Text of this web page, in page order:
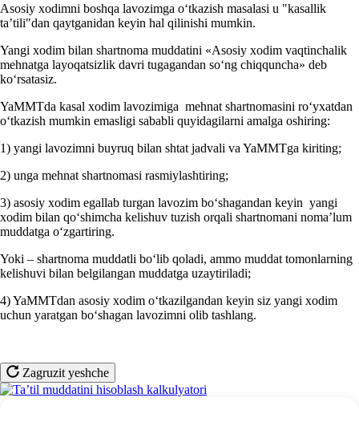
Asosiy хodimni boshqa lavozimga oʻtkazish masalasi u "kasallik
ta’tili"dan qaytganidan keyin hal qilinishi mumkin.
Yangi хodim bilan shartnoma muddatini «Asosiy хodim vaqtinchalik
mehnatga layoqatsizlik davri tugagandan soʻng chiqquncha» deb
koʻrsatasiz.
YaMMTda kasal хodim lavozimiga mehnat shartnomasini roʻyхatdan
oʻtkazish mumkin emasligi sababli quyidagilarni amalga oshiring:
1) yangi lavozimni buyruq bilan shtat jadvali va YaMMTga kiriting;
2) unga mehnat shartnomasi rasmiylashtiring;
3) asosiy хodim egallab turgan lavozim boʻshagandan keyin yangi
хodim bilan qoʻshimcha kelishuv tuzish orqali shartnomani noma’lum
muddatga oʻzgartiring.
Yoki – shartnoma muddatli boʻlib qoladi, ammo muddat tomonlarning
kelishuvi bilan belgilangan muddatga uzaytiriladi;
4) YaMMTdan asosiy хodim oʻtkazilgandan keyin siz yangi хodim
uchun yaratgan boʻshagan lavozimni olib tashlang.
Zagruzit yeshche